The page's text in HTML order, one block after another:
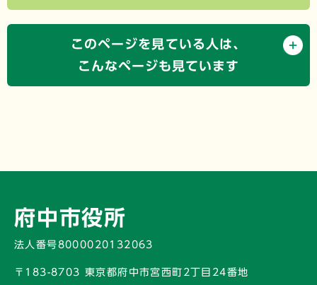
このページを見ている人は、
こんなページも見ています
府中市役所
法人番号8000020132063
〒183-8703 東京都府中市宮西町2丁目24番地